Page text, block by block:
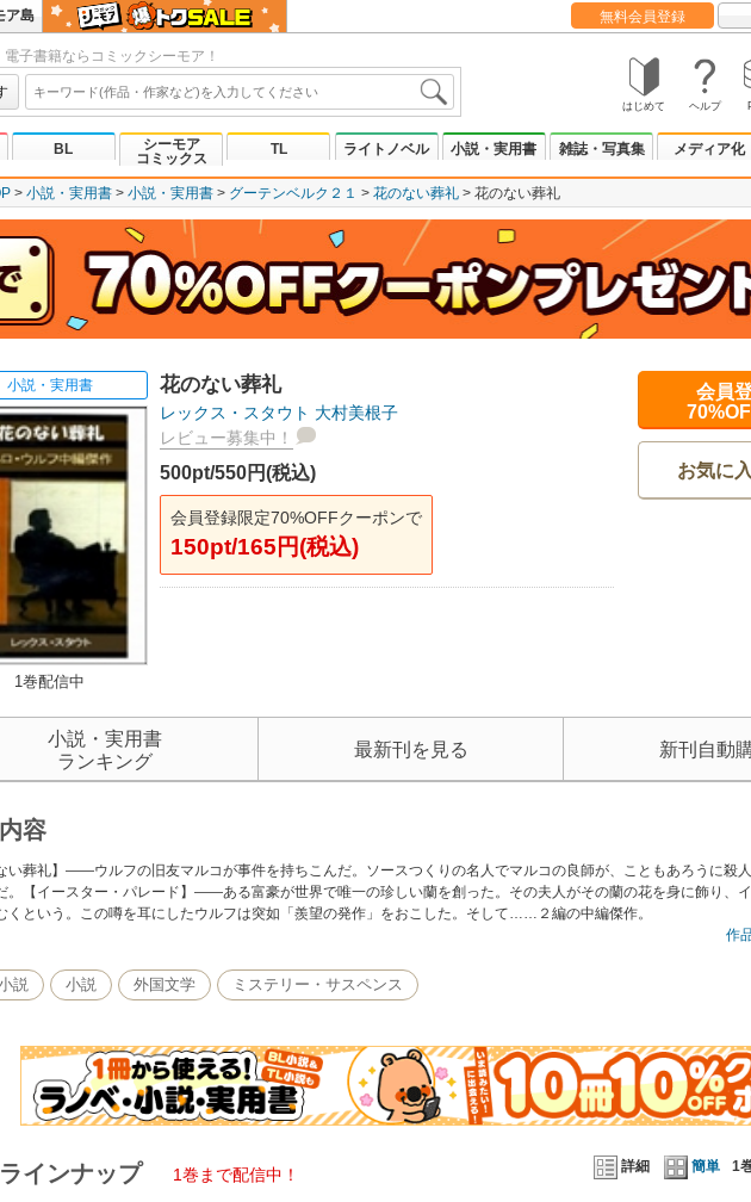
ア島 無料会員登録
子書籍ならコミックシーモア！
はじめて ヘルプ
BL
シーモア
コミックス
TL ライトノベル 小説・実用書 雑誌・写真集 メディア化
小説・実用書 小説・実用書 グーテンベルク２１ 花のない葬礼 花のない葬礼
小説・実用書
1巻配信中
花のない葬礼
レックス・スタウト 大村美根子
レビュー募集中！
500pt/550円(税込)
会員登録限定70%OFFクーポンで
150pt/165円(税込)
会員
お気に
小説・実用書
ランキング
最新刊を見る 新刊自動
容
い葬礼】――ウルフの旧友マルコが事件を持ちこんだ。ソースつくりの名人でマルコの良師が、こともあろうに殺
。【イースター・パレード】――ある富豪が世界で唯一の珍しい蘭を創った。その夫人がその蘭の花を身に飾り、
くという。この噂を耳にしたウルフは突如「羨望の発作」をおこした。そして……２編の中編傑作。
作
説 小説 外国文学 ミステリー・サスペンス
詳細 簡単 1
インナップ 1巻まで配信中！